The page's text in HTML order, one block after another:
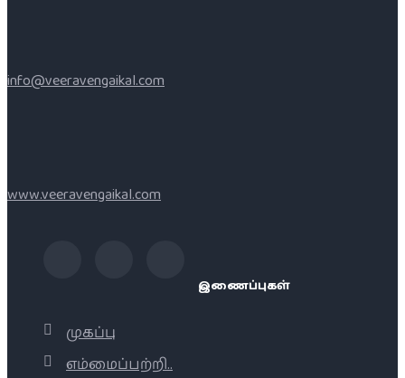
info@veeravengaikal.com
www.veeravengaikal.com
இணைப்புகள்
முகப்பு
எம்மைப்பற்றி..